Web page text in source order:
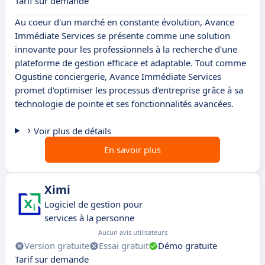
Au coeur d'un marché en constante évolution, Avance
Immédiate Services se présente comme une solution
innovante pour les professionnels à la recherche d'une
plateforme de gestion efficace et adaptable. Tout comme
Ogustine conciergerie, Avance Immédiate Services
promet d'optimiser les processus d'entreprise grâce à sa
technologie de pointe et ses fonctionnalités avancées.
Voir plus de détails
En savoir plus
Ximi
Logiciel de gestion pour
services à la personne
Aucun avis utilisateurs
Version gratuite Essai gratuit
Démo gratuite
Tarif sur demande